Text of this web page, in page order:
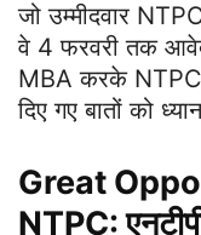
जो उम्मीदवार
वे 4 फरवरी तक
MBA करके NTPC
दिए गए बातों को
Great
NTPC: